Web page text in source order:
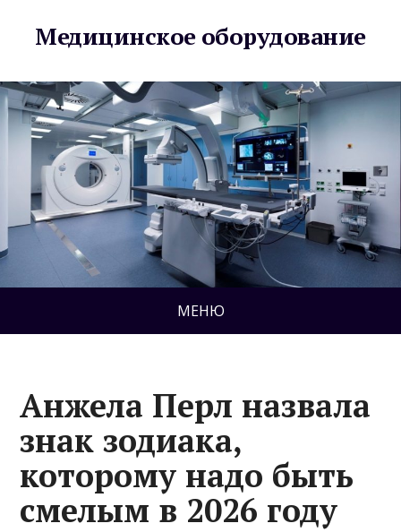
Медицинское оборудование
МЕНЮ
Анжела Перл назвала
знак зодиака,
которому надо быть
смелым в 2026 году